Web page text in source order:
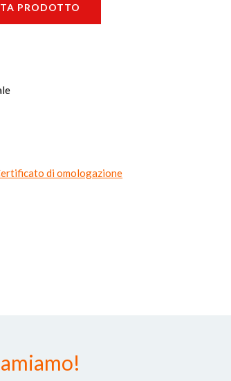
PRODOTTO
di omologazione